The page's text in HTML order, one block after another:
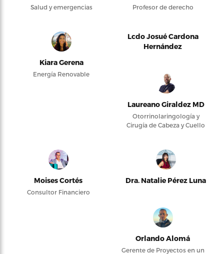
Salud y emergencias Profesor de derecho
Kiara Gerena
Energía Renovable
Lcdo Josué Cardona
Hernández
Laureano Giraldez MD
Otorrinolaringología y
Cirugía de Cabeza y Cuello
Moises Cortés
Consultor Financiero
Dra. Natalie Pérez Luna
Orlando Alomá
Gerente de Proyectos en un